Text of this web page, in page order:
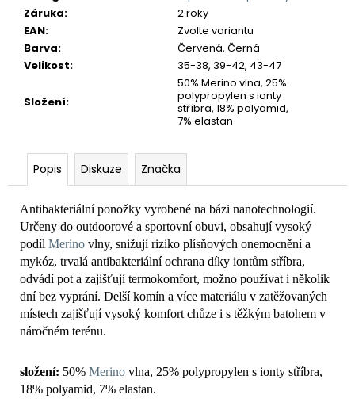
Záruka:
2 roky
EAN:
Zvolte variantu
Barva:
Červená, Černá
Velikost: 35-38, 39-42, 43-47
Složení:
50% Merino vlna, 25%
polypropylen s ionty
stříbra, 18% polyamid,
7% elastan
Popis Diskuze Značka
Antibakteriální ponožky vyrobené na bázi nanotechnologií.
Určeny do outdoorové a sportovní obuvi, obsahují vysoký
podíl Merino vlny, snižují riziko plísňových onemocnění a
mykóz, trvalá antibakteriální ochrana díky iontům stříbra,
odvádí pot a zajišťují termokomfort, možno používat i několik
dní bez vyprání. Delší komín a více materiálu v zatěžovaných
místech zajišťují vysoký komfort chůze i s těžkým batohem v
náročném terénu.
složení: 50% Merino vlna, 25% polypropylen s ionty stříbra,
18% polyamid, 7% elastan.
m
e